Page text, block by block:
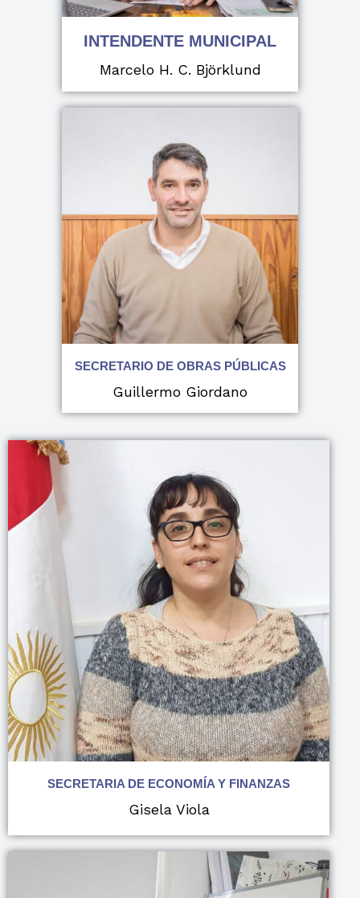
INTENDENTE MUNICIPAL
Marcelo H. C. Björklund
SECRETARIO DE OBRAS PÚBLICAS
Guillermo Giordano
SECRETARIA DE ECONOMÍA Y FINANZAS
Gisela Viola